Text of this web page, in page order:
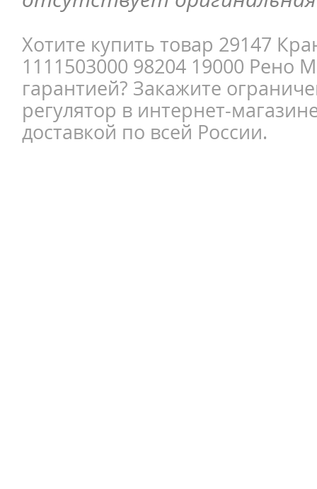
Хотите купить товар 29147
1111503000 98204 19000 Рено
гарантией? Закажите
регулятор в интернет-
доставкой по всей России.